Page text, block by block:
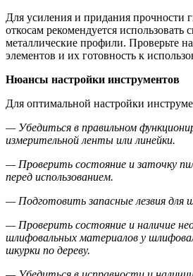
Для усиления и придания прочности
откосам рекомендуется использовать
металлические профили. Проверьте
элементов и их готовность к
Нюансы настройки инструментов
Для оптимальной настройки
— Убедиться в правильном
измерительной ленты или линейки.
— Проверить состояние и заточку
перед использованием.
— Подготовить запасные лезвия для
— Проверить состояние и наличие
шлифовальных материалов у
шкурки по дереву.